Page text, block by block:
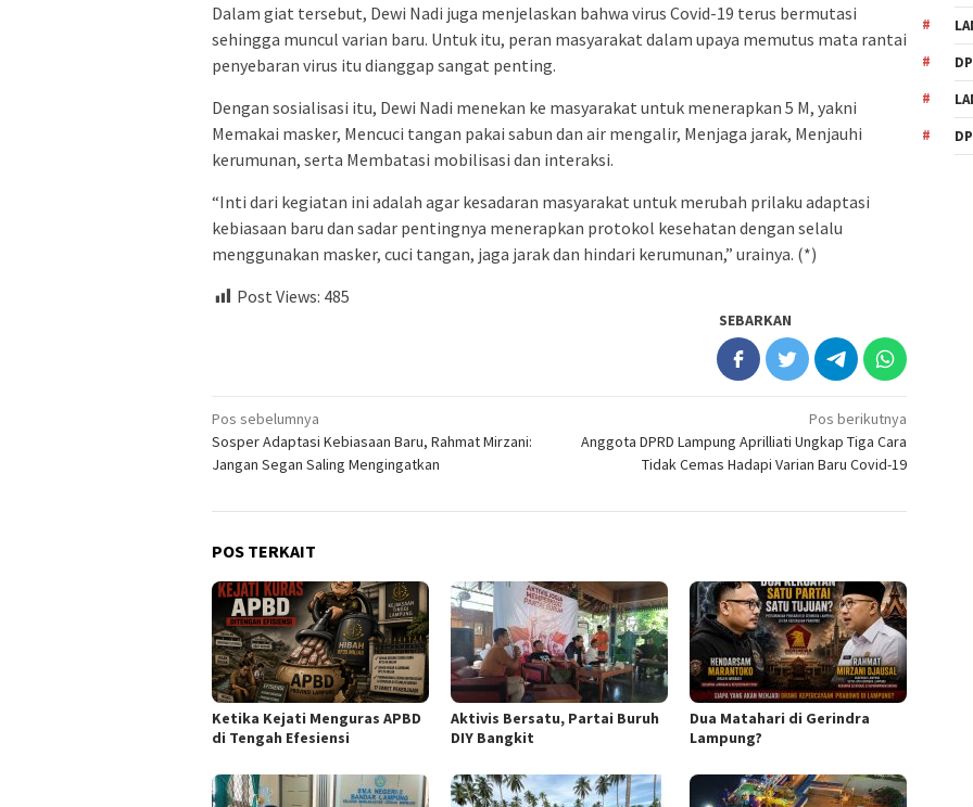
Dalam giat tersebut, Dewi Nadi juga menjelaskan bahwa virus Covid-19 terus bermutasi
sehingga muncul varian baru. Untuk itu, peran masyarakat dalam upaya memutus mata rantai
penyebaran virus itu dianggap sangat penting.
Dengan sosialisasi itu, Dewi Nadi menekan ke masyarakat untuk menerapkan 5 M, yakni
Memakai masker, Mencuci tangan pakai sabun dan air mengalir, Menjaga jarak, Menjauhi
kerumunan, serta Membatasi mobilisasi dan interaksi.
“Inti dari kegiatan ini adalah agar kesadaran masyarakat untuk merubah prilaku adaptasi
kebiasaan baru dan sadar pentingnya menerapkan protokol kesehatan dengan selalu
menggunakan masker, cuci tangan, jaga jarak dan hindari kerumunan,” urainya. (*)
Post Views: 485
SEBARKAN
Navigasi
pos
Pos sebelumnya
Sosper Adaptasi Kebiasaan Baru, Rahmat Mirzani:
Jangan Segan Saling Mengingatkan
Pos berikutnya
Anggota DPRD Lampung Aprilliati Ungkap Tiga Cara
Tidak Cemas Hadapi Varian Baru Covid-19
POS TERKAIT
Ketika Kejati Menguras APBD
di Tengah Efesiensi
Aktivis Bersatu, Partai Buruh
DIY Bangkit
Dua Matahari di Gerindra
Lampung?